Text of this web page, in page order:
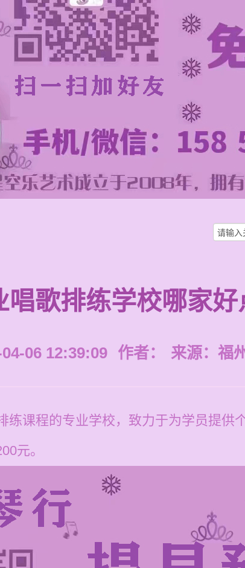
唱歌排练学校哪家好
06 12:39:09 作者： 来源： 福
练课程的专业学校，致力于为学员提供
元。